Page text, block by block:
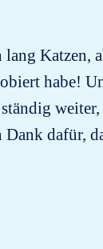
lang
habe!
Dank dafür,